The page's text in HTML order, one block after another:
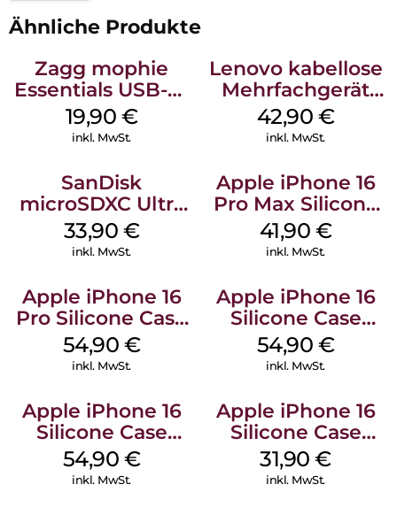
Ähnliche Produkte
Zagg mophie
Essentials USB-C-
20W Charger PD
Weiß
19,90 €
inkl. MwSt.
Lenovo kabellose
Mehrfachgerät
Luna Grey
42,90 €
inkl. MwSt.
SanDisk
microSDXC Ultra
128 GB + Adapter
Mobile
33,90 €
inkl. MwSt.
Apple iPhone 16
Pro Max Silicone
Case MagSafe
Ultramarine
41,90 €
inkl. MwSt.
Apple iPhone 16
Pro Silicone Case
MagSafe Black
54,90 €
inkl. MwSt.
Apple iPhone 16
Silicone Case
MagSafe Black
54,90 €
inkl. MwSt.
Apple iPhone 16
Silicone Case
MagSafe Lake
Green
54,90 €
inkl. MwSt.
Apple iPhone 16
Silicone Case
MagSafe Fuchsia
31,90€
inkl. MwSt.